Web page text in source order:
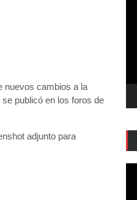
nuevos cambios a la
publicó en los foros de
adjunto para